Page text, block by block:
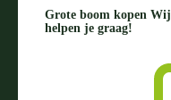
Grote boom kopen Wij
helpen je graag!